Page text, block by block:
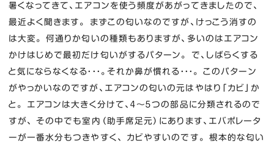
暑くなってきて、エアコンを使う頻度があがってきましたので、
最近よく聞きます。 まずこの匂いなのですが、けっこう消すの
は大変。 何通りか匂いの種類もありますが、多いのはエアコン
かけはじめで最初だけ匂いがするパターン。 で、しばらくする
と気にならなくなる・・・。それか鼻が慣れる・・・。 このパターン
がやっかいなのですが、エアコンの匂いの元はやはり「カビ」か
と。 エアコンは大きく分けて、４～５つの部品に分類されるので
すが、 その中でも室内（助手席足元）にあります、エバポレータ
ーが一番水分もつきやすく、 カビやすいのです。 根本的な匂い